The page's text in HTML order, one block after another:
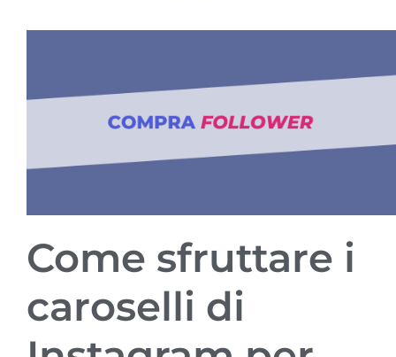
Come sfruttare i
caroselli di